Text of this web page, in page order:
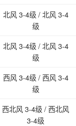
北风 3-4级 / 北风 3-4
级
北风 3-4级 / 北风 3-4
级
西风 3-4级 / 西风 3-4
级
西北风 3-4级 / 西北风
3-4级